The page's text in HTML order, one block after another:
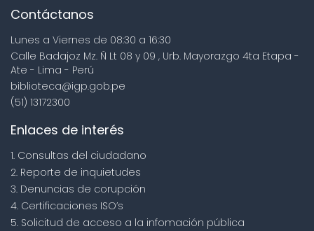
Contáctanos
Lunes a Viernes de 08:30 a 16:30
Calle Badajoz Mz. Ñ Lt 08 y 09 , Urb. Mayorazgo 4ta Etapa -
Ate - Lima - Perú
biblioteca@igp.gob.pe
(51) 13172300
Enlaces de interés
1. Consultas del ciudadano
2. Reporte de inquietudes
3. Denuncias de corupción
4. Certificaciones ISO’s
5. Solicitud de acceso a la infomación pública